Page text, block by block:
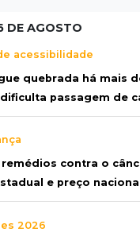
DE AGOSTO
acessibilidade
quebrada há mais
passagem de
remédios contra o
e preço nacional
2026